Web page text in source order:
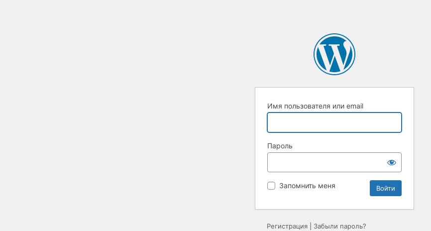
Имя пользователя или email
Пароль
Запомнить меня
Регистрация Забыли пароль?